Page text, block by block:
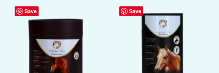
Save Save